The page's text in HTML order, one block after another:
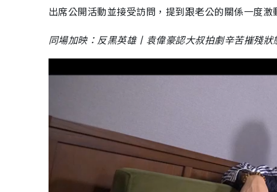
出席公開活動並接受訪問，提到跟老公的關係一度激
同場加映：反黑英雄丨袁偉豪認大叔拍劇辛苦摧殘